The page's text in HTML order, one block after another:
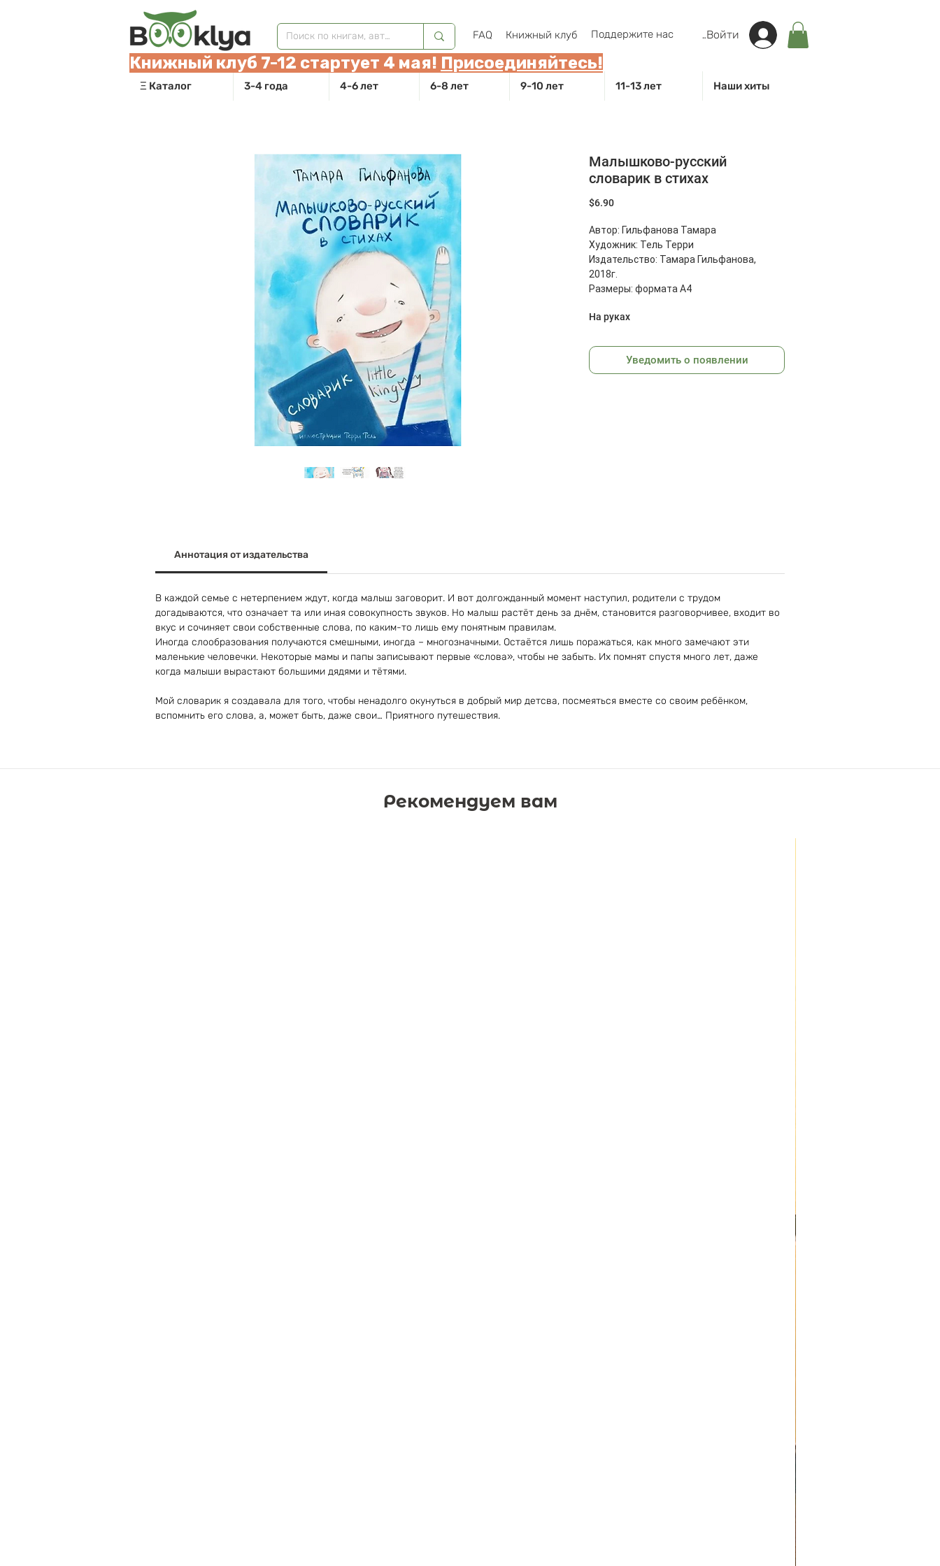
FAQ Книжный клуб Поддержите нас Войти
Ξ Каталог 3-4 года 4-6 лет 6-8 лет 9-10 лет 11-13 лет Наши хиты
Книжный клуб 7-12 стартует 4 мая! Присоединяйтесь!
Малышково-русский
словарик в стихах
$6.90Цена
Автор: Гильфанова Тамара
Художник: Тель Терри
Издательство: Тамара Гильфанова,
2018г.
Размеры: формата А4
На руках
Уведомить о появлении
Аннотация от издательства
В каждой семье с нетерпением ждут, когда малыш заговорит. И вот долгожданный момент наступил, родители с трудом
догадываются, что означает та или иная совокупность звуков. Но малыш растёт день за днём, становится разговорчивее, входит во
вкус и сочиняет свои собственные слова, по каким-то лишь ему понятным правилам.
Иногда слообразования получаются смешными, иногда – многозначными. Остаётся лишь поражаться, как много замечают эти
маленькие человечки. Некоторые мамы и папы записывают первые «слова», чтобы не забыть. Их помнят спустя много лет, даже
когда малыши вырастают большими дядями и тётями.
Мой словарик я создавала для того, чтобы ненадолго окунуться в добрый мир детсва, посмеяться вместе со своим ребёнком,
вспомнить его слова, а, может быть, даже свои… Приятного путешествия.
Рекомендуем вам